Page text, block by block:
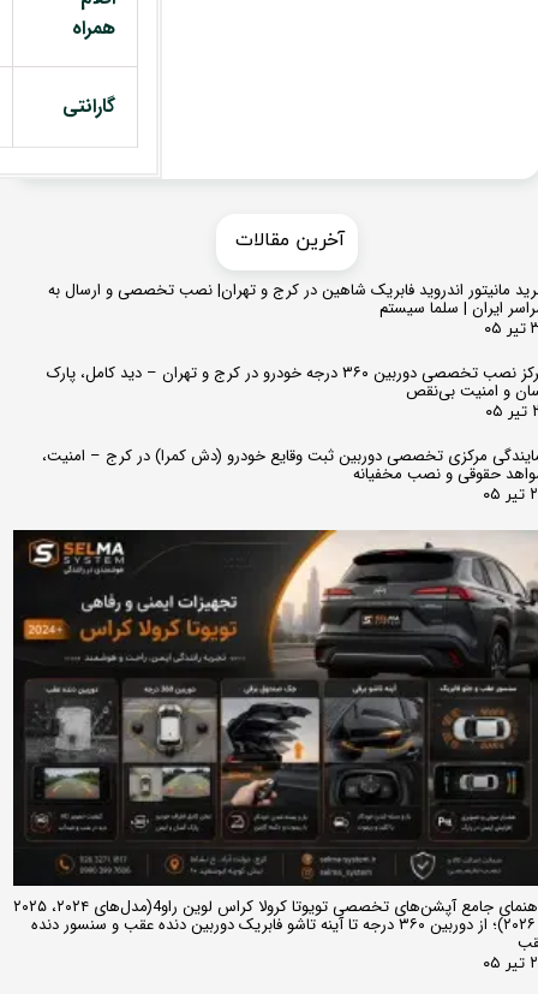
همراه
گارانتی
مانیتور اندروید فابریک شاهین در کرج و تهران| نصب تخصصی و ارسال به
ایران | سلما سیستم
مرکز نصب تخصصی دوربین ۳۶۰ درجه خودرو در کرج و تهران – دید کامل، پارک
و امنیت بی‌نقص
مرکزی تخصصی دوربین ثبت وقایع خودرو (دش کمرا) در کرج – امنیت،
حقوقی و نصب مخفیانه
راهنمای جامع آپشن‌های تخصصی تویوتا کرولا کراس لوین راو4(مدل‌های ۲۰۲۴، ۲۰۲۵
و ۲۰۲۶)؛ از دوربین ۳۶۰ درجه تا آینه تاشو فابریک دوربین دنده عقب و سنسور دنده
​​آخرین مقالات